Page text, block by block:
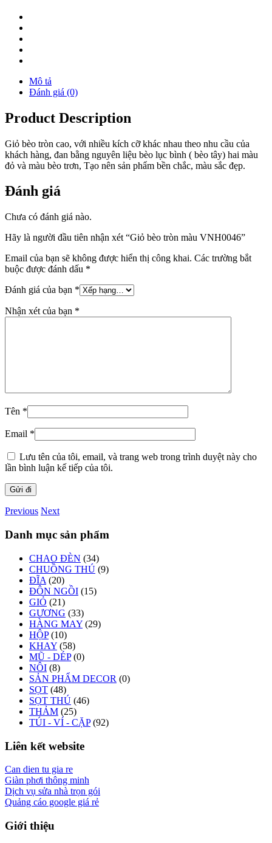
Mô tả
Đánh giá (0)
Product Description
Giỏ bèo tròn cao, với nhiều kích cỡ khác nhau theo nhu cầu của
khách hàng, đan bằng nguyên liệu bèo lục bình ( bèo tây) hai màu
đỏ và màu bèo trơn, Tạo nên sản phẩm bền chắc, màu sắc đẹp.
Đánh giá
Chưa có đánh giá nào.
Hãy là người đầu tiên nhận xét “Giỏ bèo tròn màu VNH0046”
Email của bạn sẽ không được hiển thị công khai. Các trường bắt
buộc được đánh dấu *
Đánh giá của bạn *
Nhận xét của bạn *
Tên *
Email *
Lưu tên của tôi, email, và trang web trong trình duyệt này cho
lần bình luận kế tiếp của tôi.
Previous Next
Danh mục sản phẩm
CHAO ĐÈN (34)
CHUỒNG THÚ (9)
ĐĨA (20)
ĐÔN NGỒI (15)
GIỎ (21)
GƯƠNG (33)
HÀNG MAY (29)
HỘP (10)
KHAY (58)
MŨ - DÉP (0)
NÔI (8)
SẢN PHẨM DECOR (0)
SỌT (48)
SỌT THÚ (46)
THẢM (25)
TÚI - VÍ - CẶP (92)
Liên kết website
Can dien tu gia re
Giàn phơi thông minh
Dịch vụ sửa nhà trọn gói
Quảng cáo google giá rẻ
Giới thiệu